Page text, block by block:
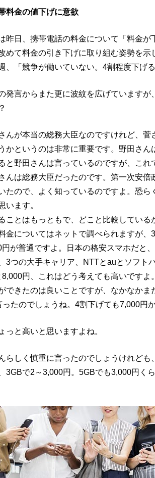
料金の値下げに意欲
昨日、携帯電話の料金について「料金
めて料金の引き下げに取り組む姿勢を
、「競争が働いていない。4割程度下げ
発言からまた更に波紋を広げていますが
んが本当の総務大臣なのですけれど、菅
かというのは非常に重要です。野田さん
と野田さんは言っているのですが、これ
んは総務大臣だったのです。第一次安倍
たので、よく知っているのですよ。恐
います。
ことはもっともで、どこと比較してい
金についてはネットで調べられますが
が普通ですよ。日本の格安スマホだと
3つの大手キャリア、NTTとauとソフト
円、これはどう考えても高いですよ
できたのは良いことですが、なかなかま
たのでしょうね。4割下げても7,000円
っと高いと思いますよね。
らしく慎重に言ったのでしょうけれど
3GBで2～3,000円。5GBでも3,000円く